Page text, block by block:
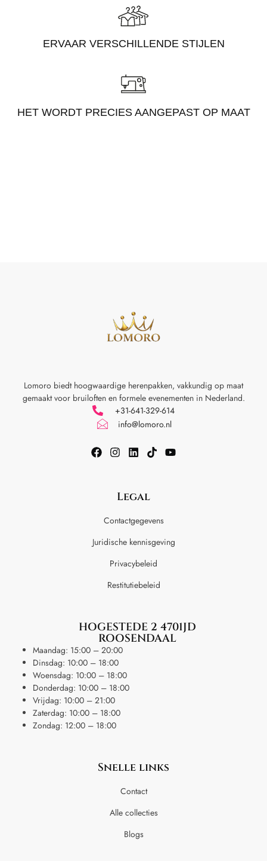
ERVAAR VERSCHILLENDE STIJLEN
HET WORDT PRECIES AANGEPAST OP MAAT
Lomoro biedt hoogwaardige herenpakken, vakkundig op maat
gemaakt voor bruiloften en formele evenementen in Nederland.
+31-641-329-614
info@lomoro.nl
Legal
Contactgegevens
Juridische kennisgeving
Privacybeleid
Restitutiebeleid
HOGESTEDE 2 4701JD
ROOSENDAAL
Maandag: 15:00 – 20:00
Dinsdag: 10:00 – 18:00
Woensdag: 10:00 – 18:00
Donderdag: 10:00 – 18:00
Vrijdag: 10:00 – 21:00
Zaterdag: 10:00 – 18:00
Zondag: 12:00 – 18:00
Snelle links
Contact
Alle collecties
Blogs